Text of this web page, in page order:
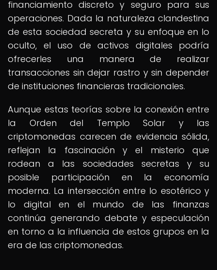
financiamiento discreto y seguro para sus
operaciones. Dada la naturaleza clandestina
de esta sociedad secreta y su enfoque en lo
oculto, el uso de activos digitales podría
ofrecerles una manera de realizar
transacciones sin dejar rastro y sin depender
de instituciones financieras tradicionales.
Aunque estas teorías sobre la conexión entre
la Orden del Templo Solar y las
criptomonedas carecen de evidencia sólida,
reflejan la fascinación y el misterio que
rodean a las sociedades secretas y su
posible participación en la economía
moderna. La intersección entre lo esotérico y
lo digital en el mundo de las finanzas
continúa generando debate y especulación
en torno a la influencia de estos grupos en la
era de las criptomonedas.